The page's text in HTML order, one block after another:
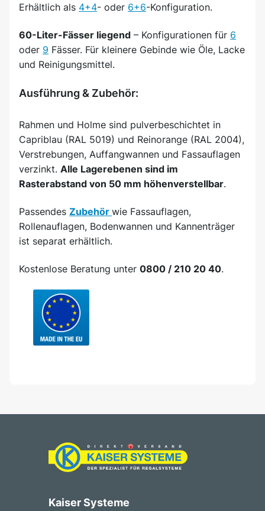
Erhältlich als 4+4- oder 6+6-Konfiguration.
60-Liter-Fässer liegend – Konfigurationen für 6
oder 9 Fässer. Für kleinere Gebinde wie Öle, Lacke
und Reinigungsmittel.
Ausführung & Zubehör:
Rahmen und Holme sind pulverbeschichtet in
Capriblau (RAL 5019) und Reinorange (RAL 2004),
Verstrebungen, Auffangwannen und Fassauflagen
verzinkt. Alle Lagerebenen sind im
Rasterabstand von 50 mm höhenverstellbar.
Passendes Zubehör wie Fassauflagen,
Rollenauflagen, Bodenwannen und Kannenträger
ist separat erhältlich.
Kostenlose Beratung unter 0800 / 210 20 40.
Kaiser Systeme